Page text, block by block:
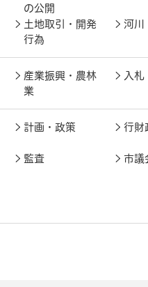
の公開
土地取引・開発
行為
河川
産業振興・農林
業
入札
計画・政策 行財
監査 市議